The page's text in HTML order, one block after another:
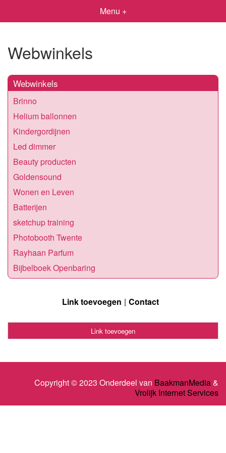
Menu +
Webwinkels
Webwinkels
Brinno
Helium ballonnen
Kindergordijnen
Led dimmer
Beauty producten
Goldensound
Wonen en Leven
Batterijen
sketchup training
Photobooth Twente
Rayhaan Parfum
Bijbelboek Openbaring
Link toevoegen Contact
Link toevoegen
Copyright © 2023 Onderdeel van BaakmanMedia&
Vrolijk Internet Services